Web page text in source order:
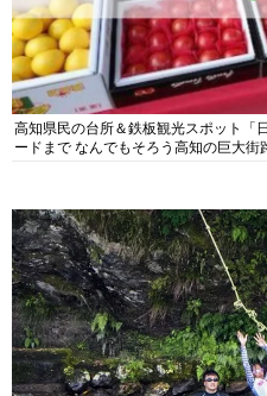
高知県民の台所＆鉄板観光スポット「
ードまで なんでもそろう高知の巨大街